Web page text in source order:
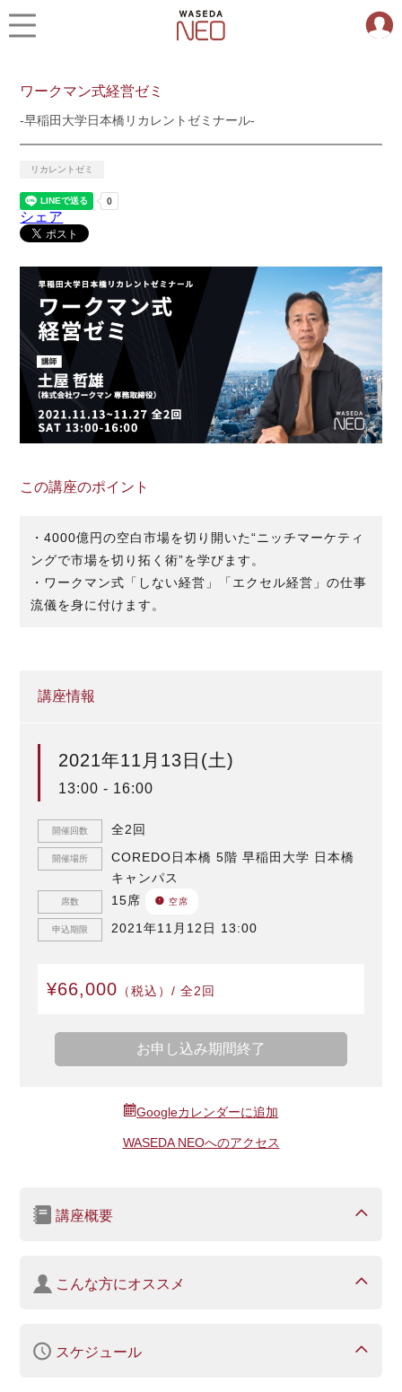
ワークマン式経営ゼミ
-早稲田大学日本橋リカレントゼミナール-
リカレントゼミ
シェア
この講座のポイント
・4000億円の空白市場を切り開いた“ニッチマーケティ
ングで市場を切り拓く術”を学びます。
・ワークマン式「しない経営」「エクセル経営」の仕事
流儀を身に付けます。
講座情報
2021年11月13日(土)
13:00 - 16:00
開催回数 全2回
開催場所
COREDO日本橋 5階 早稲田大学 日本橋
キャンパス
席数 15席 空席
申込期限 2021年11月12日 13:00
¥66,000 （税込）/ 全2回
お申し込み期間終了
Googleカレンダーに追加
WASEDA NEOへのアクセス
講座概要
こんな方にオススメ
スケジュール